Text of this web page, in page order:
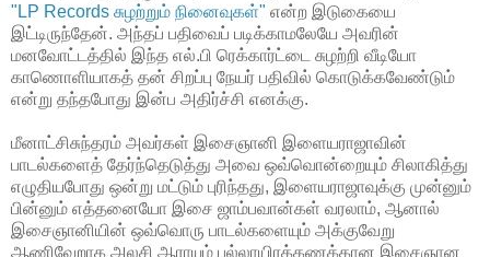
"LP Records சுழற்றும் நினைவுகள்" என்ற இடுகையை
இட்டிருந்தேன். அந்தப் பதிவைப் படிக்காமலேயே அவரின்
மனவோட்டத்தில் இந்த எல்.பி ரெக்கார்ட்டை சுழற்றி வீடியோ
காணொளியாகத் தன் சிறப்பு நேயர் பதிவில் கொடுக்கவேண்டும்
என்று தந்தபோது இன்ப அதிர்ச்சி எனக்கு.
மீனாட்சிசுந்தரம் அவர்கள் இசைஞானி இளையராஜாவின்
பாடல்களைத் தேர்ந்தெடுத்து அவை ஒவ்வொன்றையும் சிலாகித்து
எழுதியபோது ஒன்று மட்டும் புரிந்தது, இளையராஜாவுக்கு முன்னும்
பின்னும் எத்தனையோ இசை ஜாம்பவான்கள் வரலாம், ஆனால்
இசைஞானியின் ஒவ்வொரு பாடல்களையும் அக்குவேறு
ஆணிவேறாக அலசி ஆராயும் பல்லாயிரக்கணக்கான இசைஞான